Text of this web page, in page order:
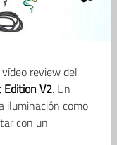
review del
Edition V2. Un
iluminación como
con un